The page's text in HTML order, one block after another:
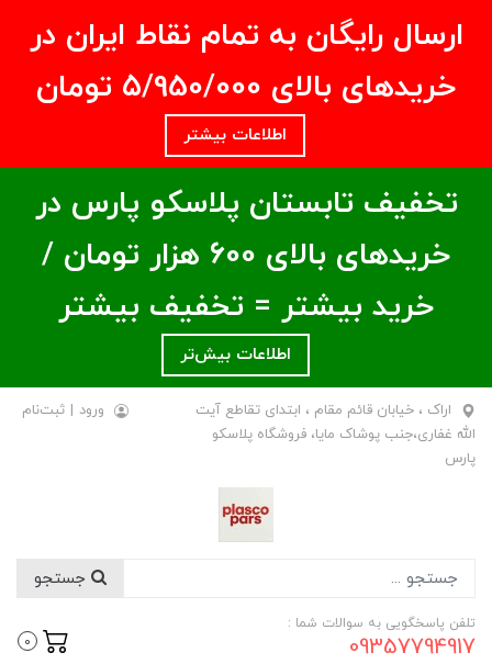
ارسال رایگان به تمام نقاط ایران در
خریدهای بالای ۵/950/000 تومان
اطلاعات بیشتر
تخفیف تابستان پلاسکو پارس در
خریدهای بالای ۶00 هزار تومان /
خرید بیشتر = تخفیف بیشتر
اطلاعات بیش‌تر
اراک ، خیابان قائم مقام ، ابتدای تقاطع آیت
الله غفاری،جنب پوشاک مایا، فروشگاه پلاسکو
پارس
ورود | ثبت‌نام
تلفن پاسخگویی به سوالات شما :
09357794917
0